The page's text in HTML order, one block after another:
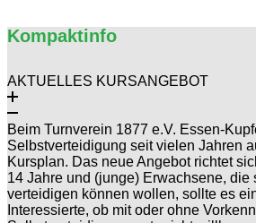
Kompaktinfo
AKTUELLES KURSANGEBOT
Beim Turnverein 1877 e.V. Essen-
Selbstverteidigung seit vielen Jahren
Kursplan. Das neue Angebot richtet
14 Jahre und (junge) Erwachsene, die
verteidigen können wollen, sollte es
Interessierte, ob mit oder ohne